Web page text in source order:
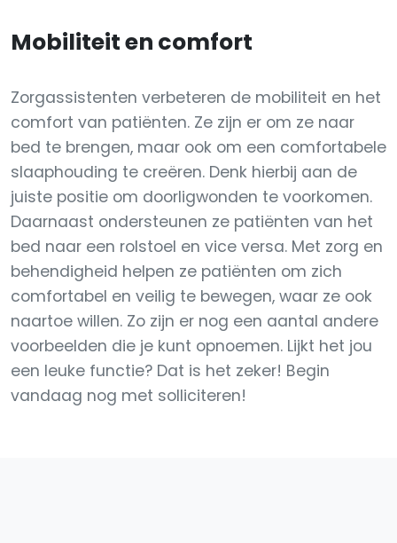
Mobiliteit en comfort
Zorgassistenten verbeteren de mobiliteit en het
comfort van patiënten. Ze zijn er om ze naar
bed te brengen, maar ook om een comfortabele
slaaphouding te creëren. Denk hierbij aan de
juiste positie om doorligwonden te voorkomen.
Daarnaast ondersteunen ze patiënten van het
bed naar een rolstoel en vice versa. Met zorg en
behendigheid helpen ze patiënten om zich
comfortabel en veilig te bewegen, waar ze ook
naartoe willen. Zo zijn er nog een aantal andere
voorbeelden die je kunt opnoemen. Lijkt het jou
een leuke functie? Dat is het zeker! Begin
vandaag nog met solliciteren!